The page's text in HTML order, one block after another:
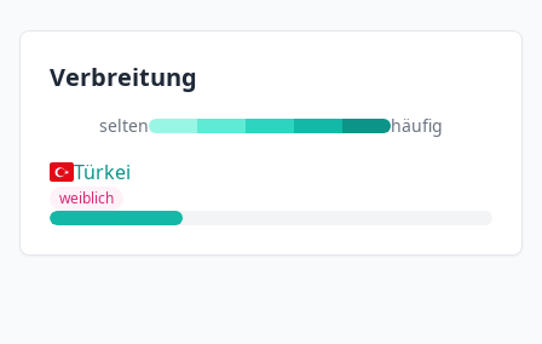
Verbreitung
selten häufig
Türkei
weiblich